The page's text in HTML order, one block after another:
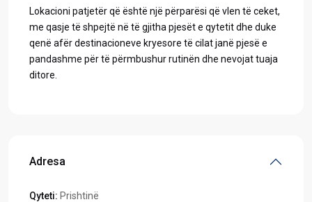
Lokacioni patjetër që është një përparësi që vlen të ceket,
me qasje të shpejtë në të gjitha pjesët e qytetit dhe duke
qenë afër destinacioneve kryesore të cilat janë pjesë e
pandashme për të përmbushur rutinën dhe nevojat tuaja
ditore.
Adresa
Qyteti: Prishtinë